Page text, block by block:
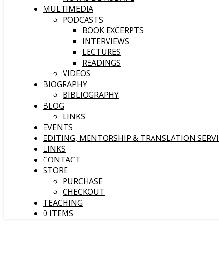
MULTIMEDIA
PODCASTS
BOOK EXCERPTS
INTERVIEWS
LECTURES
READINGS
VIDEOS
BIOGRAPHY
BIBLIOGRAPHY
BLOG
LINKS
EVENTS
EDITING, MENTORSHIP & TRANSLATION
LINKS
CONTACT
STORE
PURCHASE
CHECKOUT
TEACHING
0 ITEMS